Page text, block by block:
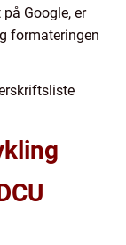
Google, er
formateringen